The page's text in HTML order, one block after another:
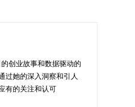
同理解和目标感。
化的商业环境中，沟
功的蓝图。它明确
之中。 关键要素：
者。了解他们的需求
创业故事和数据驱动的
过她的深入洞察和引人
有的关注和认可